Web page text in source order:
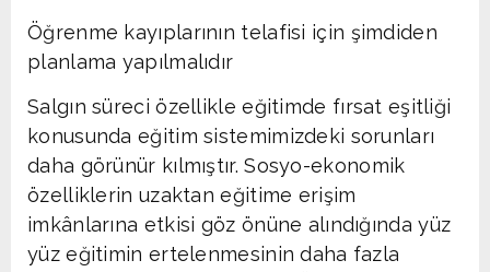
Öğrenme kayıplarının telafisi için şimdiden
planlama yapılmalıdır
Salgın süreci özellikle eğitimde fırsat eşitliği
konusunda eğitim sistemimizdeki sorunları
daha görünür kılmıştır. Sosyo-ekonomik
özelliklerin uzaktan eğitime erişim
imkânlarına etkisi göz önüne alındığında yüz
yüz eğitimin ertelenmesinin daha fazla